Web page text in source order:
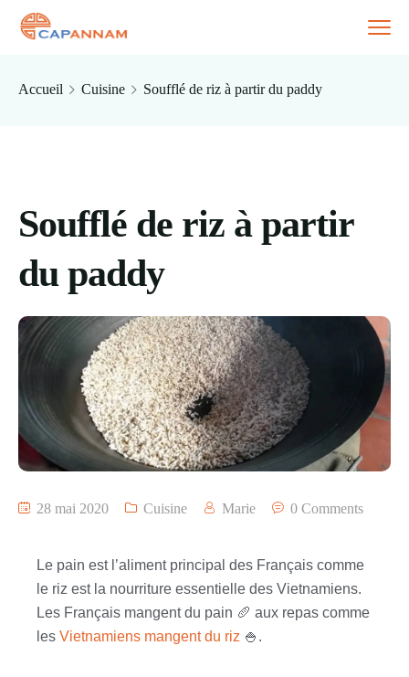
Accueil Cuisine Soufflé de riz à partir du paddy
Soufflé de riz à partir
du paddy
28 mai 2020 Cuisine Marie 0 Comments
Le pain est l’aliment principal des Français comme
le riz est la nourriture essentielle des Vietnamiens.
Les Français mangent du pain 🥖 aux repas comme
les Vietnamiens mangent du riz 🍚.